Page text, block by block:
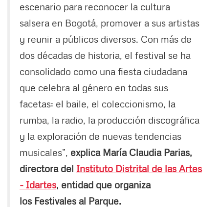
escenario para reconocer la cultura
salsera en Bogotá, promover a sus artistas
y reunir a públicos diversos. Con más de
dos décadas de historia, el festival se ha
consolidado como una fiesta ciudadana
que celebra al género en todas sus
facetas: el baile, el coleccionismo, la
rumba, la radio, la producción discográfica
y la exploración de nuevas tendencias
musicales”, explica María Claudia Parias,
directora del Instituto Distrital de las Artes
- Idartes, entidad que organiza
los Festivales al Parque.